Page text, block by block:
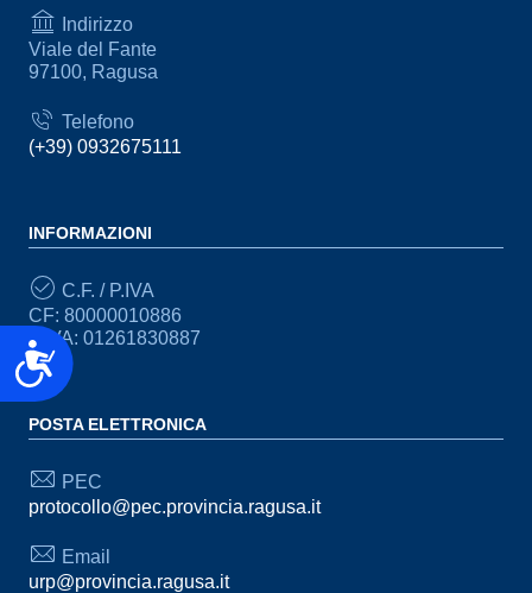
Accessibilità
Indirizzo
Viale del Fante
97100, Ragusa
Telefono
(+39) 0932675111
INFORMAZIONI
C.F. / P.IVA
CF: 80000010886
P.IVA: 01261830887
POSTA ELETTRONICA
PEC
protocollo@pec.provincia.ragusa.it
Email
urp@provincia.ragusa.it